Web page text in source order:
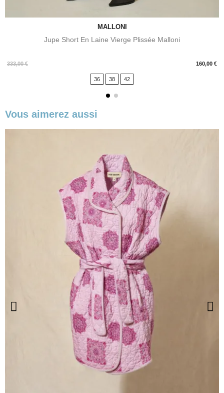
MALLONI
Jupe Short En Laine Vierge Plissée Malloni
333,00 € 160,00 €
Prix
36 38 42
Vous aimerez aussi